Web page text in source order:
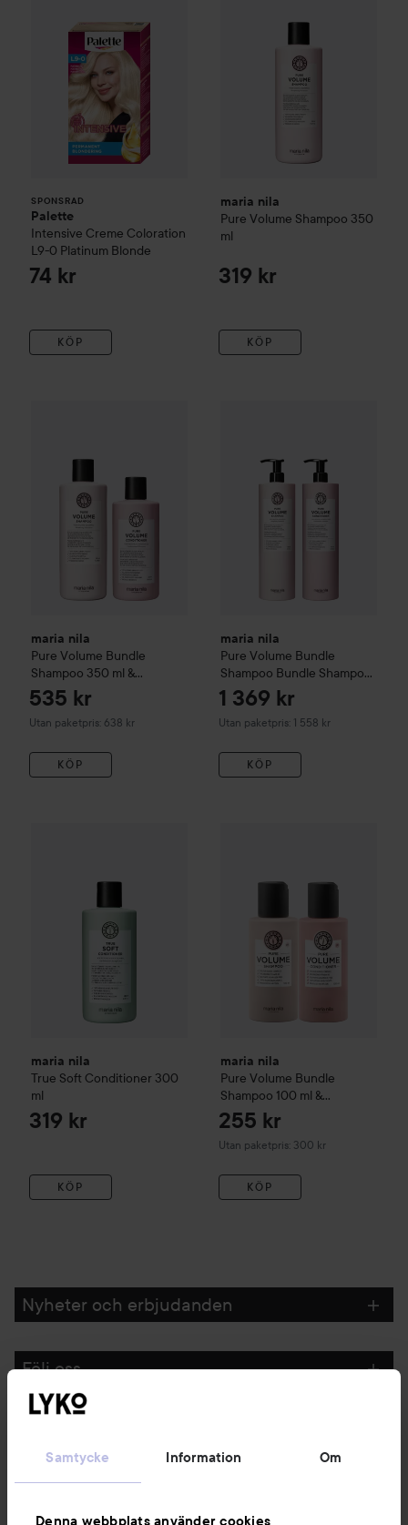
Samtycke Information Om
Denna webbplats använder cookies
SPONSRAD
Palette
Intensive Creme Coloration
L9-0 Platinum Blonde
74 kr
KÖP
maria nila
Pure Volume Shampoo 350
ml
319 kr
KÖP
maria nila
Pure Volume Bundle
Shampoo 350 ml &
Conditioner 300 ml
535 kr
Utan paketpris: 638 kr
KÖP
maria nila
Pure Volume Bundle
Shampoo Bundle Shampoo
1000 ml & Conditioner 1000
ml
1 369 kr
Utan paketpris: 1 558 kr
KÖP
maria nila
True Soft Conditioner 300
ml
319 kr
KÖP
maria nila
Pure Volume Bundle
Shampoo 100 ml &
Conditioner 100 ml
255 kr
Utan paketpris: 300 kr
KÖP
Nyheter och erbjudanden
Följ oss